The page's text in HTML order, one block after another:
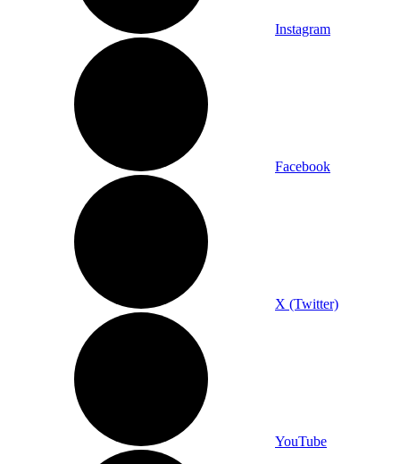
Instagram
Facebook
X (Twitter)
YouTube